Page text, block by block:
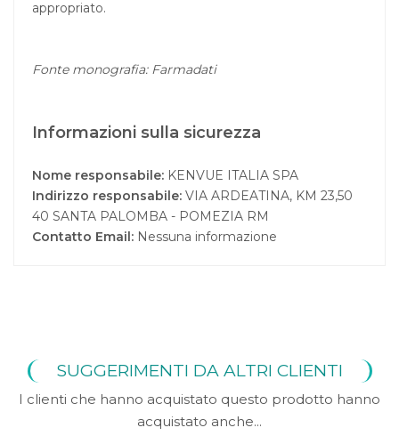
appropriato.
Fonte monografia: Farmadati
Informazioni sulla sicurezza
Nome responsabile: KENVUE ITALIA SPA
Indirizzo responsabile: VIA ARDEATINA, KM 23,50
40 SANTA PALOMBA - POMEZIA RM
Contatto Email: Nessuna informazione
SUGGERIMENTI DA ALTRI CLIENTI
I clienti che hanno acquistato questo prodotto hanno
acquistato anche...